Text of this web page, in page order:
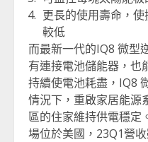
更長的使用壽命，
較低
而最新一代的IQ8 微型
有連接電池儲能器，也
持續使電池耗盡，IQ8
情況下，重啟家居能源
區的住家維持供電穩
場位於美國，23Q1營